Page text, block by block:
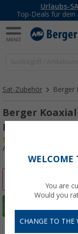
-
Mit
Sat-Zubehör Berger
Berger
Meter
Art.-Nr.: 281470
WELCOME
You are
Would you
CHANGE TO THE